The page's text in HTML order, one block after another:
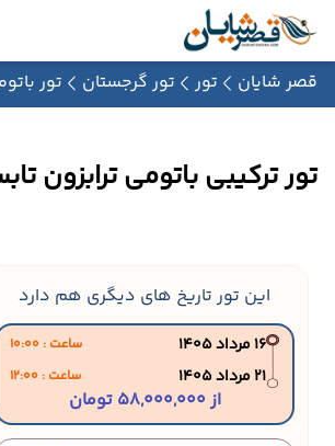
قصر شایان تور تور گرجستان تور
تور ترکیبی باتومی ترابزون
این تور تاریخ های دیگری هم دارد
16 مرداد 1405 ساعت : 10:00
21 مرداد 1405 ساعت : 12:00
از 58,000,000 تومان